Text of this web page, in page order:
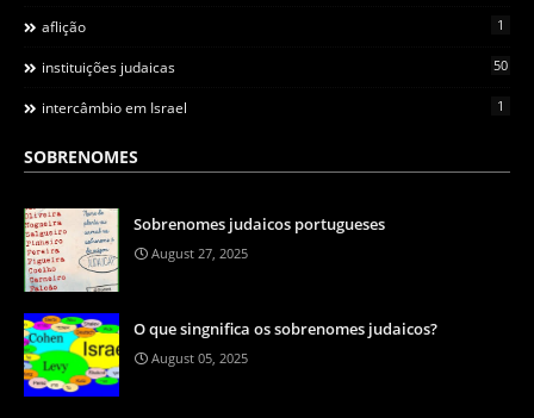
aflição 1
instituições judaicas 50
intercâmbio em Israel 1
SOBRENOMES
Sobrenomes judaicos portugueses
August 27, 2025
O que singnifica os sobrenomes judaicos?
August 05, 2025